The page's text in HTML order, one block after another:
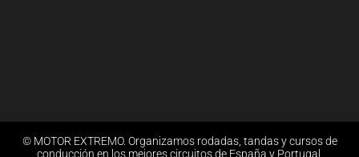
© MOTOR EXTREMO. Organizamos rodadas, tandas y cursos de
conducción en los mejores circuitos de España y Portugal.